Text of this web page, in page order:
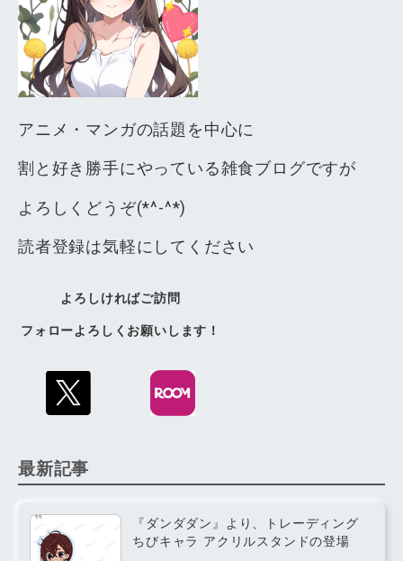
アニメ・マンガの話題を中心に
割と好き勝手にやっている雑食ブログですが
よろしくどうぞ(*^-^*)
読者登録は気軽にしてください
よろしければご訪問
フォローよろしくお願いします！
最新記事
『ダンダダン』より、トレーディング
ちびキャラ アクリルスタンドの登場